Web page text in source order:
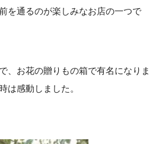
を通るのが楽しみなお店の一つで
、お花の贈りもの箱で有名になりま
は感動しました。